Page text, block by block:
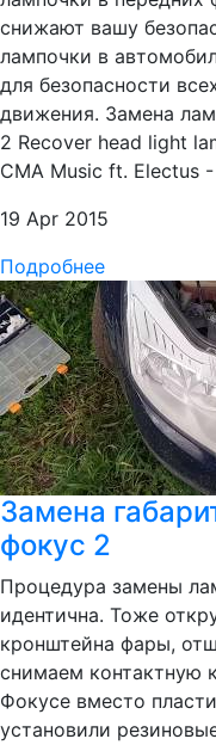
снижают вашу
лампочки в
для безопасности
движения. Замена
2 Recover head light
CMA Music ft. Electus
19 Apr 2015
Подробнее
Замена
фокус 2
Процедура замены
идентична. Тоже
кронштейна фары,
снимаем контактную
Фокусе вместо
установили